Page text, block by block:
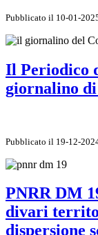
Pubblicato il 10-01-
Il Periodico
giornalino
Pubblicato il 19-12-
PNRR DM
divari
dispersione